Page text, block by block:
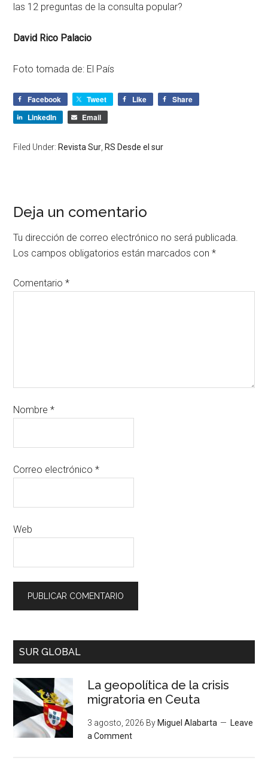
las 12 preguntas de la consulta popular?
David Rico Palacio
Foto tomada de: El País
Facebook Tweet Like
Share
LinkedIn
Email
Filed Under:Revista Sur ,RS Desde el sur
Deja un comentario
Tu dirección de correo electrónico no será publicada.
Los campos obligatorios están marcados con*
Comentario*
Nombre*
Correo electrónico*
Web
SUR GLOBAL
La geopolítica de la crisis
migratoria en Ceuta
3 agosto, 2026 ByMiguel Alabarta
Leave
a Comment